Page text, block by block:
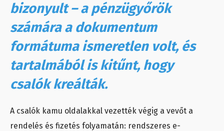
bizonyult – a pénzügyőrök
számára a dokumentum
formátuma ismeretlen volt, és
tartalmából is kitűnt, hogy
csalók kreálták.
A csalók kamu oldalakkal vezették végig a vevőt a
rendelés és fizetés folyamatán: rendszeres e-